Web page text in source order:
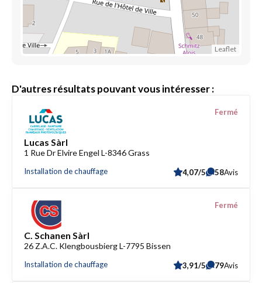
Leaflet
D'autres résultats pouvant vous intéresser :
Lucas Sàrl
1 Rue Dr Elvire Engel L-8346 Grass
Installation de chauffage
Fermé
4,07/5 58Avis
C. Schanen Sàrl
26 Z.A.C. Klengbousbierg L-7795 Bissen
Installation de chauffage
Fermé
3,91/5 79Avis